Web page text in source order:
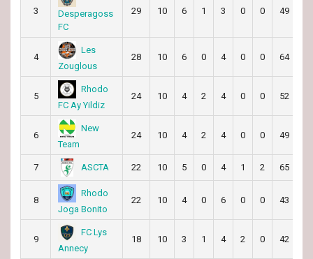
3
Desperagoss
FC
29 10 6 1 3 0 0 49
4
Les
Zouglous
28 10 6 0 4 0 0 64
5
Rhodo
FC Ay Yildiz
24 10 4 2 4 0 0 52
6
New
Team
24 10 4 2 4 0 0 49
7 ASCTA 22 10 5 0 4 1 2 65
8
Rhodo
Joga Bonito
22 10 4 0 6 0 0 43
9
FC Lys
Annecy
18 10 3 1 4 2 0 42